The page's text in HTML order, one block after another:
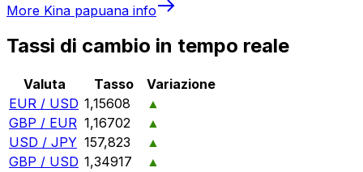
More Kina papuana info
Tassi di cambio in tempo reale
Valuta Tasso
Variazione
EUR / USD 1,15608
▲
GBP / EUR 1,16702
▲
USD / JPY 157,823
▲
GBP / USD 1,34917
▲